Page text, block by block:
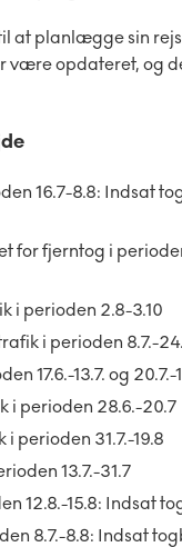
planlægge sin
opdateret, og
16.7-8.8: Indsat
for fjerntog i
i perioden 2.8-3.10
i perioden 8.7.-
17.6.-13.7. og 20.7.-
i perioden 28.6.-20.7
perioden 31.7.-19.8
13.7.-31.7
12.8.-15.8: Indsat
8.7.-8.8: Indsat